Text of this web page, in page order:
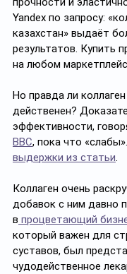
Yandex по запросу:
казахстан» выдаёт
результатов. Купить
на любом
Но правда ли
действенен?
эффективности,
BBC, пока что
выдержки из статьи.
Коллаген очень
добавок с ним давно
в процветающий
который важен для
суставов, был
чудодейственное